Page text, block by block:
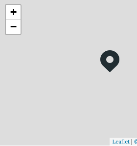
+
−
Leaflet